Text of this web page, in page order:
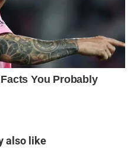
also like